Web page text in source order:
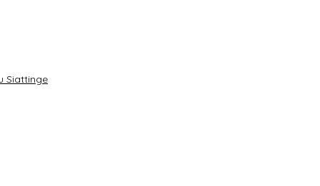
Siattinge